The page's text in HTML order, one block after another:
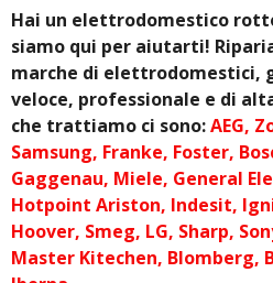
Hai un elettrodomestico
siamo qui per aiutarti!
marche di elettrodomestici,
veloce, professionale e di
che trattiamo ci sono:AEG,
Samsung, Franke, Foster,
Gaggenau, Miele, General
Hotpoint Ariston, Indesit,
Hoover, Smeg, LG, Sharp,
Master Kitechen, Blomberg,